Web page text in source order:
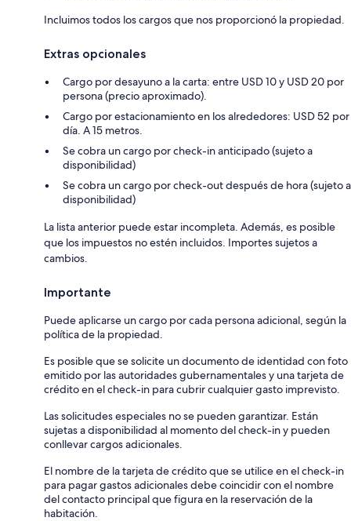
Incluimos todos los cargos que nos proporcionó la propiedad.
Extras opcionales
Cargo por desayuno a la carta: entre USD 10 y USD 20 por
persona (precio aproximado).
Cargo por estacionamiento en los alrededores: USD 52 por
día. A 15 metros.
Se cobra un cargo por check-in anticipado (sujeto a
disponibilidad)
Se cobra un cargo por check-out después de hora (sujeto a
disponibilidad)
La lista anterior puede estar incompleta. Además, es posible
que los impuestos no estén incluidos. Importes sujetos a
cambios.
Importante
Puede aplicarse un cargo por cada persona adicional, según la
política de la propiedad.
Es posible que se solicite un documento de identidad con foto
emitido por las autoridades gubernamentales y una tarjeta de
crédito en el check-in para cubrir cualquier gasto imprevisto.
Las solicitudes especiales no se pueden garantizar. Están
sujetas a disponibilidad al momento del check-in y pueden
conllevar cargos adicionales.
El nombre de la tarjeta de crédito que se utilice en el check-in
para pagar gastos adicionales debe coincidir con el nombre
del contacto principal que figura en la reservación de la
habitación.